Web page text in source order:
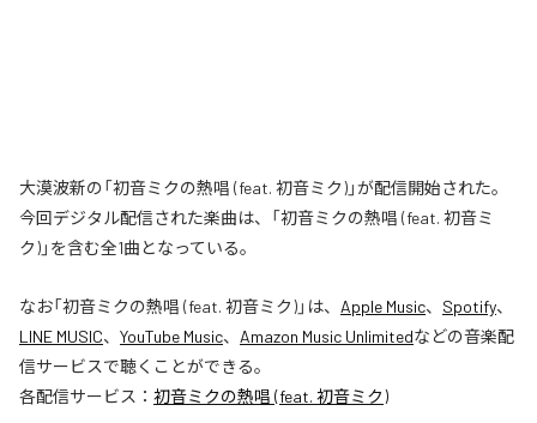
大漠波新の「初音ミクの熱唱 (feat. 初音ミク)」が配信開始された。
今回デジタル配信された楽曲は、「初音ミクの熱唱 (feat. 初音ミ
ク)」を含む全1曲となっている。
なお「初音ミクの熱唱 (feat. 初音ミク)」は、 Apple Music、 Spotify、
LINE MUSIC、 YouTube Music、 Amazon Music Unlimitedなどの音楽配
信サービスで聴くことができる。
各配信サービス： 初音ミクの熱唱 (feat. 初音ミク)